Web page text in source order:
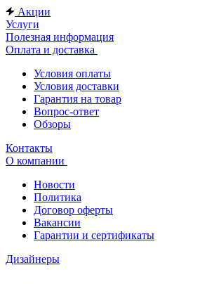
Акции
Услуги
Полезная информация
Оплата и доставка
Условия оплаты
Условия доставки
Гарантия на товар
Вопрос-ответ
Обзоры
Контакты
О компании
Новости
Политика
Договор оферты
Вакансии
Гарантии и сертификаты
Дизайнеры